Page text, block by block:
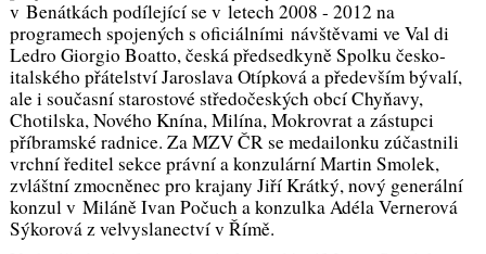
v Benátkách podílející se v letech 2008 - 2012 na
programech spojených s oficiálními návštěvami ve Val di
Ledro Giorgio Boatto, česká předsedkyně Spolku česko-
italského přátelství Jaroslava Otípková a především bývalí,
ale i současní starostové středočeských obcí Chyňavy,
Chotilska, Nového Knína, Milína, Mokrovrat a zástupci
příbramské radnice. Za MZV ČR se medailonku zúčastnili
vrchní ředitel sekce právní a konzulární Martin Smolek,
zvláštní zmocněnec pro krajany Jiří Krátký, nový generální
konzul v Miláně Ivan Počuch a konzulka Adéla Vernerová
Sýkorová z velvyslanectví v Římě.